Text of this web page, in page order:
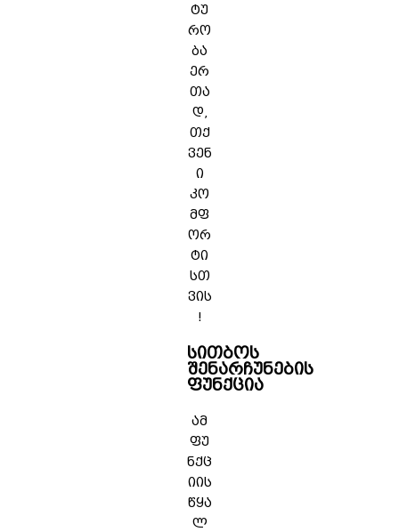
ტუ
რო
ბა
ერ
თა
დ,
თქ
ვენ
ი
კო
მფ
ორ
ტი
სთ
ვის
!
სითბოს
შენარჩუნების
ფუნქცია
ამ
ფუ
ნქც
იის
წყა
ლ